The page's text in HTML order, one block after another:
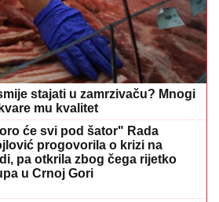
stajati u zamrzivaču? Mnogi
mu kvalitet
će svi pod šator" Rada
progovorila o krizi na
pa otkrila zbog čega rijetko
u Crnoj Gori